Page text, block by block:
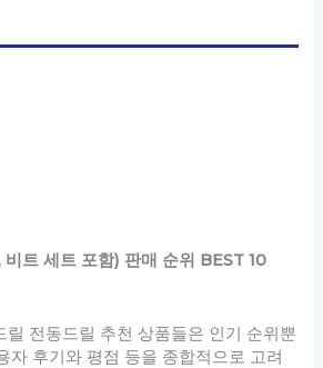
비트 세트 포함) 판매 순위 BEST 10
릴 전동드릴 추천 상품들은 인기 순위뿐
자 후기와 평점 등을 종합적으로 고려